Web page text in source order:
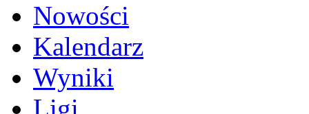
Nowości
Kalendarz
Wyniki